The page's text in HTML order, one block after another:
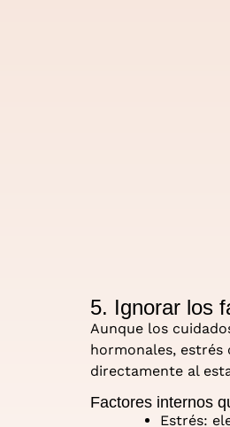
5. Ignorar los
Aunque los
hormonales, estrés
directamente al
Factores internos
Estrés: